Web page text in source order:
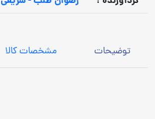
توضیحات مشخصات کالا